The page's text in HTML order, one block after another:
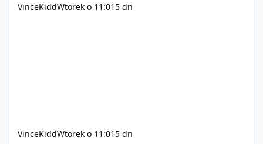
VinceKiddWtorek o 11:015 dn
VinceKiddWtorek o 11:015 dn